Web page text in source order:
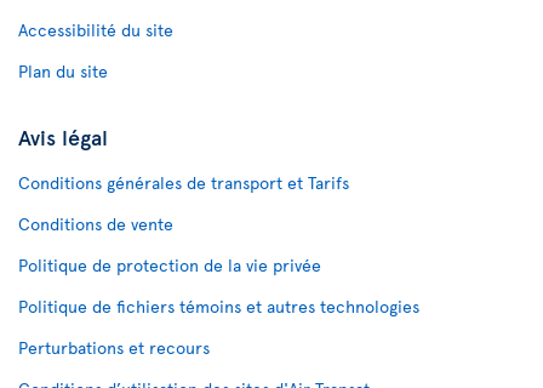
Accessibilité du site
Plan du site
Avis légal
Conditions générales de transport et Tarifs
Conditions de vente
Politique de protection de la vie privée
Politique de fichiers témoins et autres technologies
Perturbations et recours